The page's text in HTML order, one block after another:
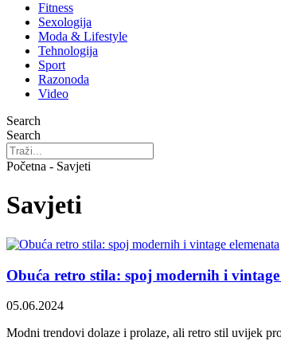
Fitness
Sexologija
Moda & Lifestyle
Tehnologija
Sport
Razonoda
Video
Search
Search
Početna - Savjeti
Savjeti
Obuća retro stila: spoj modernih i vintage
05.06.2024
Modni trendovi dolaze i prolaze, ali retro stil uvijek